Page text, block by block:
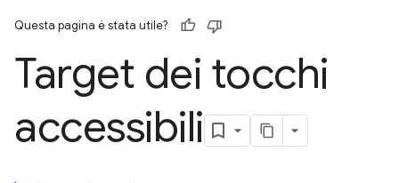
Questa pagina è stata utile?
Target dei tocchi
accessibili